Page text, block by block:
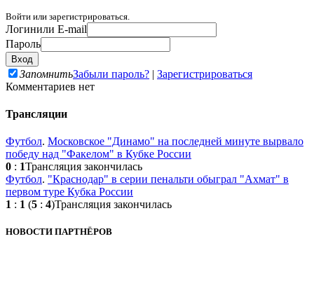
Войти или зарегистрироваться.
Логинили E-mail
Пароль
ЗапомнитьЗабыли пароль? | Зарегистрироваться
Комментариев нет
Трансляции
Футбол. Московское "Динамо" на последней минуте вырвало
победу над "Факелом" в Кубке России
0 : 1Трансляция закончилась
Футбол. "Краснодар" в серии пенальти обыграл "Ахмат" в
первом туре Кубка России
1 : 1 (5 : 4)Трансляция закончилась
НОВОСТИ ПАРТНЁРОВ